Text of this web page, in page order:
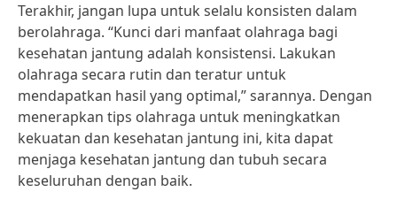
Terakhir, jangan lupa untuk selalu konsisten dalam
berolahraga. “Kunci dari manfaat olahraga bagi
kesehatan jantung adalah konsistensi. Lakukan
olahraga secara rutin dan teratur untuk
mendapatkan hasil yang optimal,” sarannya. Dengan
menerapkan tips olahraga untuk meningkatkan
kekuatan dan kesehatan jantung ini, kita dapat
menjaga kesehatan jantung dan tubuh secara
keseluruhan dengan baik.